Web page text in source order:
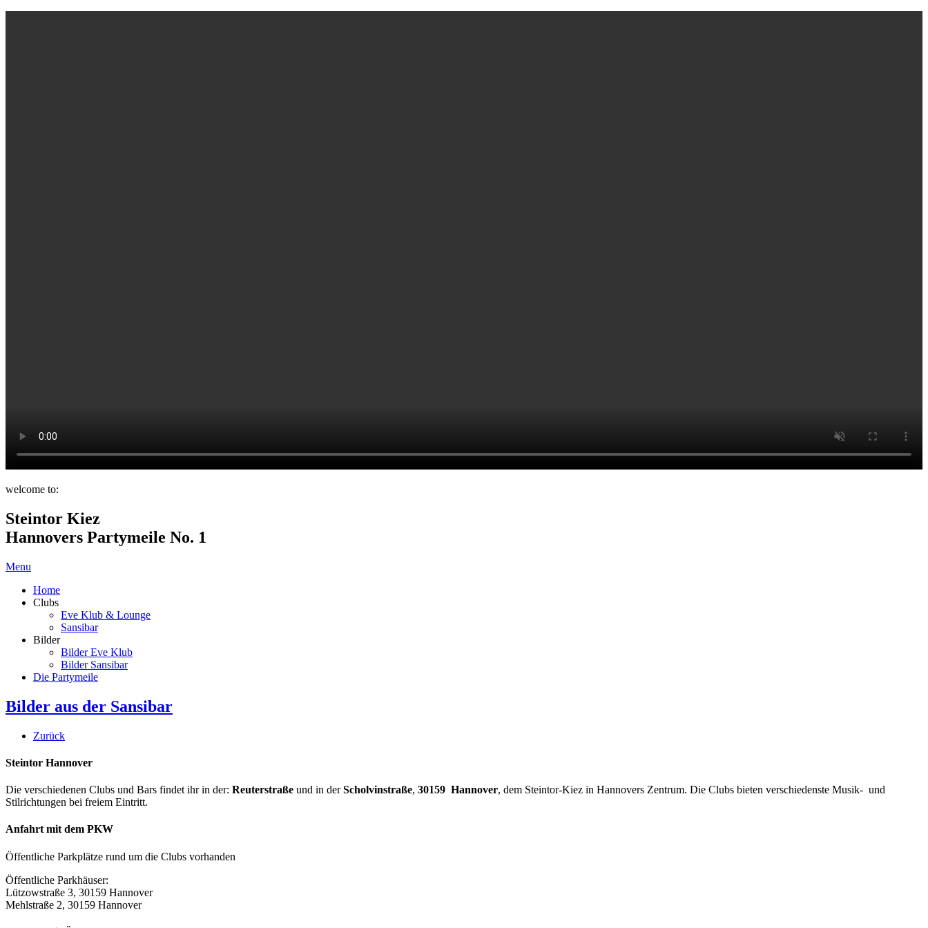
welcome to:
Steintor Kiez
Hannovers Partymeile No. 1
Menu
Home
Clubs
Eve Klub & Lounge
Sansibar
Bilder
Bilder Eve Klub
Bilder Sansibar
Die Partymeile
Bilder aus der Sansibar
Zurück
Steintor Hannover
Die verschiedenen Clubs und Bars findet ihr in der: Reuterstraße und in derScholvinstraße, 30159 Hannover, dem Steintor-Kiez in Hannovers Zentrum. Die Clubs bieten verschiedenste Musik- und
Stilrichtungen bei freiem Eintritt.
Anfahrt mit dem PKW
Öffentliche Parkplätze rund um die Clubs vorhanden
Öffentliche Parkhäuser:
Lützowstraße 3, 30159 Hannover
Mehlstraße 2, 30159 Hannover